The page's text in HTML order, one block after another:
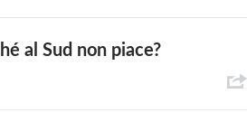
al Sud non piace?